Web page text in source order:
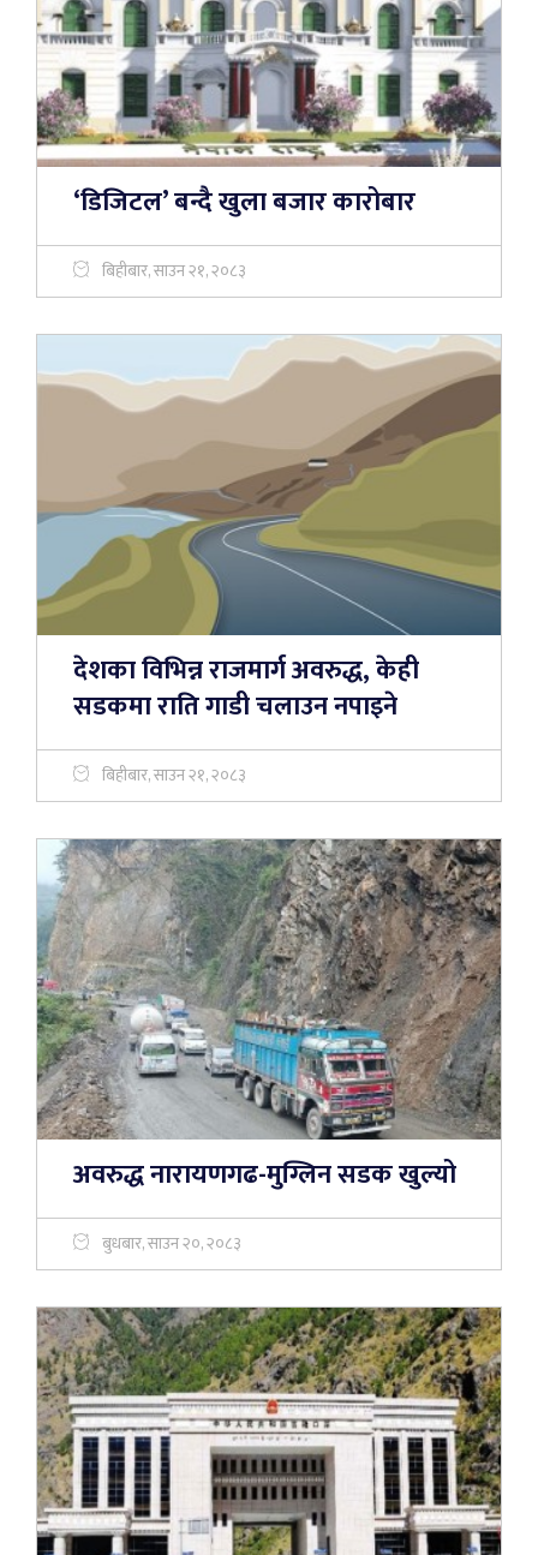
‘डिजिटल’ बन्दै खुला बजार कारोबार
बिहीबार, साउन २१, २०८३
देशका विभिन्न राजमार्ग अवरुद्ध, केही
सडकमा राति गाडी चलाउन नपाइने
बिहीबार, साउन २१, २०८३
अवरुद्ध नारायणगढ-मुग्लिन सडक खुल्यो
बुधबार, साउन २०, २०८३